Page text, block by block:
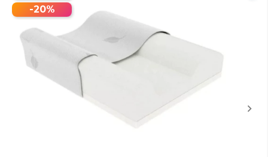
-20%